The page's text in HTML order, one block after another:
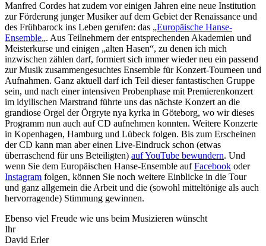
Manfred Cordes hat zudem vor einigen Jahren eine neue Institution
zur Förderung junger Musiker auf dem Gebiet der Renaissance und
des Frühbarock ins Leben gerufen: das „Europäische Hanse-
Ensemble„. Aus Teilnehmern der entsprechenden Akademien und
Meisterkurse und einigen „alten Hasen“, zu denen ich mich
inzwischen zählen darf, formiert sich immer wieder neu ein passend
zur Musik zusammengesuchtes Ensemble für Konzert-Tourneen und
Aufnahmen. Ganz aktuell darf ich Teil dieser fantastischen Gruppe
sein, und nach einer intensiven Probenphase mit Premierenkonzert
im idyllischen Marstrand führte uns das nächste Konzert an die
grandiose Orgel der Örgryte nya kyrka in Göteborg, wo wir dieses
Programm nun auch auf CD aufnehmen konnten. Weitere Konzerte
in Kopenhagen, Hamburg und Lübeck folgen. Bis zum Erscheinen
der CD kann man aber einen Live-Eindruck schon (etwas
überraschend für uns Beteiligten) auf YouTube bewundern. Und
wenn Sie dem Europäischen Hanse-Ensemble aufFacebook oder
Instagram folgen, können Sie noch weitere Einblicke in die Tour
und ganz allgemein die Arbeit und die (sowohl mitteltönige als auch
hervorragende) Stimmung gewinnen.
Ebenso viel Freude wie uns beim Musizieren wünscht
Ihr
David Erler